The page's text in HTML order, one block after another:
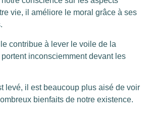
vie, il améliore le moral grâce à ses
contribue à lever le voile de la
portent inconsciemment devant les
levé, il est beaucoup plus aisé de voir
bienfaits de notre existence.